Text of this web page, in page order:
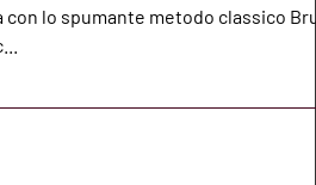
con lo spumante metodo classico